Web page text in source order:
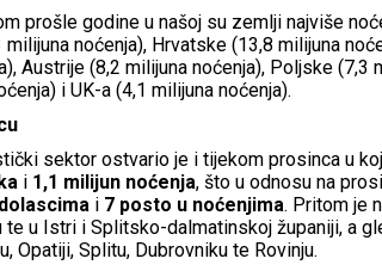
prošle godine u našoj su zemlji najviše
noćenja), Hrvatske (13,8 milijuna
Austrije (8,2 milijuna noćenja), Poljske (7,3
i UK-a (4,1 milijuna noćenja).
sektor ostvario je i tijekom prosinca u
i 1,1 milijun noćenja, što u odnosu na
i 7 posto u noćenjima. Pritom je
te u Istri i Splitsko-dalmatinskoj županiji, a
Opatiji, Splitu, Dubrovniku te Rovinju.